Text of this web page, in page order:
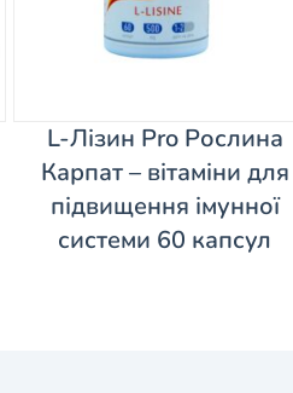
L-Лізин Pro Рослина
Карпат – вітаміни для
підвищення імунної
системи 60 капсул